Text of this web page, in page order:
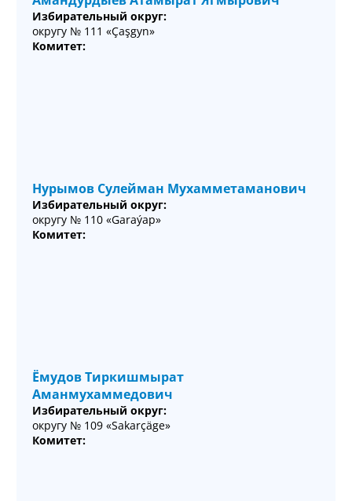
Избирательный округ:
округу № 111 «Çaşgyn»
Комитет:
Нурымов Сулейман Мухамметаманович
Избирательный округ:
округу № 110 «Garaýap»
Комитет:
Ёмудов Тиркишмырат
Аманмухаммедович
Избирательный округ:
округу № 109 «Sakarçäge»
Комитет: